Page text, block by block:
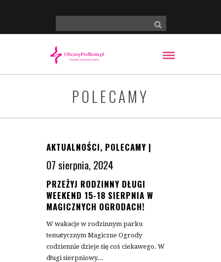
POLECAMY
AKTUALNOŚCI, POLECAMY |
07 sierpnia, 2024
PRZEŻYJ RODZINNY DŁUGI
WEEKEND 15-18 SIERPNIA W
MAGICZNYCH OGRODACH!
W wakacje w rodzinnym parku
tematycznym Magiczne Ogrody
codziennie dzieje się coś ciekawego. W
długi sierpniowy...